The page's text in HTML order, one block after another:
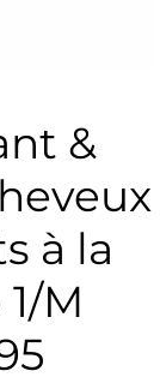
&
à la
M